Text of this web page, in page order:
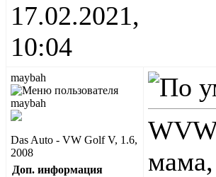
17.02.2021,
10:04
maybah
Das Auto - VW Golf V, 1.6,
2008
Доп. информация